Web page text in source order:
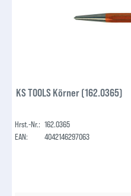
KS TOOLS Körner (162.0365)
Hrst.-Nr.: 162.0365
EAN:
4042146297063